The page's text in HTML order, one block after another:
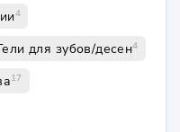
4
для зубов/десен4
17